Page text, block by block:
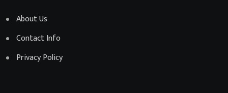
About Us
Contact Info
Privacy Policy